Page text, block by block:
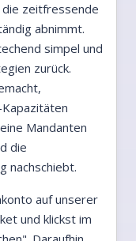
zeitfressende
abnimmt.
simpel und
zurück.
Mandanten
die
nachschiebt.
auf unserer
und klickst im